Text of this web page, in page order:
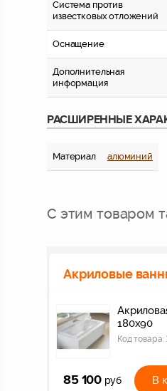
Система против
известковых отложений
Оснащение
Дополнительная
информация
РАСШИРЕННЫЕ
Материал алюминий
С этим товаром
Акриловые
180x90
Код товара:
85 100 руб В